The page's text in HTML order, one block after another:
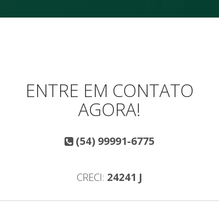
ENTRE EM CONTATO
AGORA!
(54) 99991-6775
CRECI: 24241 J